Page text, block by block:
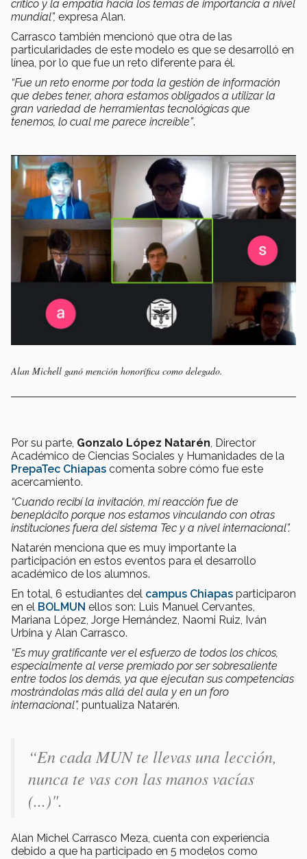
crítico y la empatía hacia los temas de importancia a nivel
mundial”, expresa Alan.
Carrasco también mencionó que otra de las
particularidades de este modelo es que se desarrolló en
línea, por lo que fue un reto diferente para él.
“Fue un reto enorme por toda la gestión de información
que debes tener, ahora estamos obligados a utilizar la
gran variedad de herramientas tecnológicas que
tenemos, lo cual me parece increíble”.
Alan Michell ganó mención honorífica como delegado.
Por su parte, Gonzalo López Natarén, Director
Académico de Ciencias Sociales y Humanidades de la
PrepaTec Chiapas comenta sobre cómo fue este
acercamiento.
“Cuando recibí la invitación, mi reacción fue de
beneplácito porque nos estamos vinculando con otras
instituciones fuera del sistema Tec y a nivel internacional”.
Natarén menciona que es muy importante la
participación en estos eventos para el desarrollo
académico de los alumnos.
En total, 6 estudiantes del campus Chiapas participaron
en el BOLMUN ellos son: Luis Manuel Cervantes,
Mariana López, Jorge Hernández, Naomi Ruiz, Iván
Urbina y Alan Carrasco.
“Es muy gratificante ver el esfuerzo de todos los chicos,
especialmente al verse premiado por ser sobresaliente
entre todos los demás, ya que ejecutan sus competencias
mostrándolas más allá del aula y en un foro
internacional”, puntualiza Natarén.
“En cada MUN te llevas una lección,
nunca te vas con las manos vacías
(...)".
Alan Michel Carrasco Meza, cuenta con experiencia
debido a que ha participado en 5 modelos como